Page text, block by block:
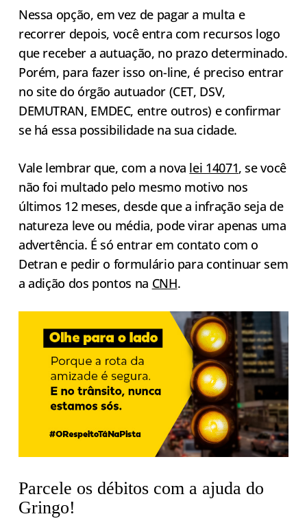
Nessa opção, em vez de pagar a multa e
recorrer depois, você entra com recursos logo
que receber a autuação, no prazo determinado.
Porém, para fazer isso on-line, é preciso entrar
no site do órgão autuador (CET, DSV,
DEMUTRAN, EMDEC, entre outros) e confirmar
se há essa possibilidade na sua cidade.
Vale lembrar que, com a nova lei 14071, se você
não foi multado pelo mesmo motivo nos
últimos 12 meses, desde que a infração seja de
natureza leve ou média, pode virar apenas uma
advertência. É só entrar em contato com o
Detran e pedir o formulário para continuar sem
a adição dos pontos na CNH.
Parcele os débitos com a ajuda do
Gringo!